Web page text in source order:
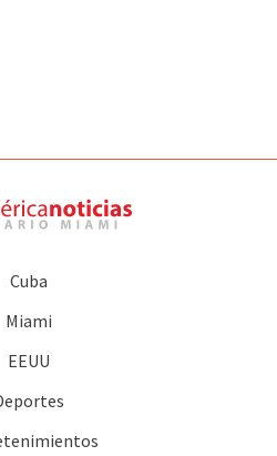
Cuba
Miami
EEUU